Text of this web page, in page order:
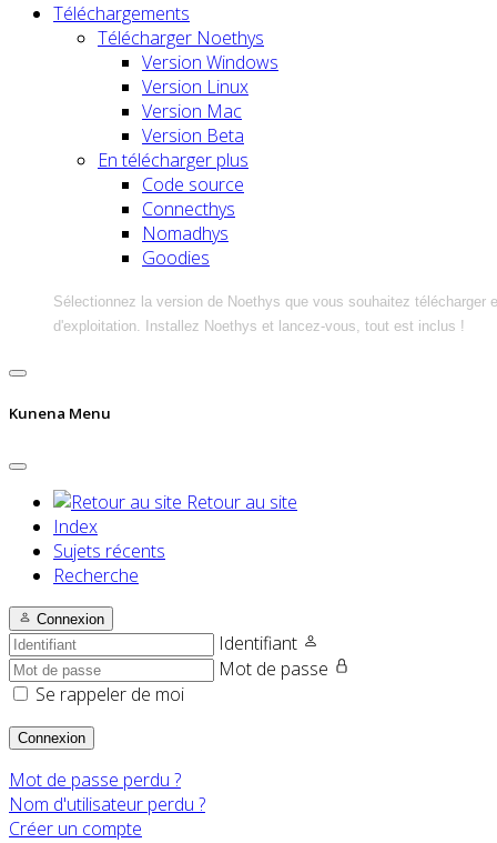
Téléchargements
Télécharger Noethys
Version Windows
Version Linux
Version Mac
Version Beta
En télécharger plus
Code source
Connecthys
Nomadhys
Goodies
Sélectionnez la version de Noethys que vous souhaitez télécharger
d'exploitation. Installez Noethys et lancez-vous, tout est inclus !
Kunena Menu
Retour au site
Index
Sujets récents
Recherche
Connexion
Identifiant
Mot de passe
Se rappeler de moi
Connexion
Mot de passe perdu ?
Nom d'utilisateur perdu ?
Créer un compte